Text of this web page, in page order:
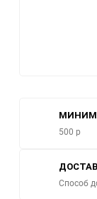
500 р
Способ